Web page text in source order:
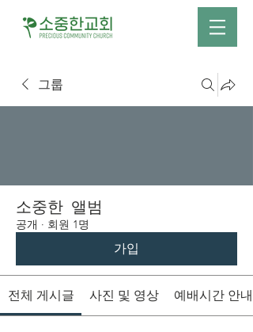
그룹
소중한 앨범
공개 · 회원 1명
가입
전체 게시글 사진 및 영상 예배시간 안내